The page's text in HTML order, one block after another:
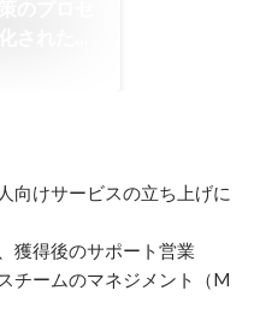
る｜マ
マーケテ
ョン)な
向けサービスの立ち上げに
得後のサポート営業
ームのマネジメント（M